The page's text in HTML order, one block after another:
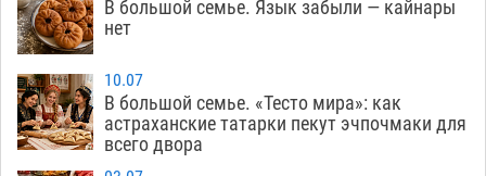
огромного черного паука-охотника
12:24
Астраханец из федерального розыска не смог
проехать мимо волгоградского патруля
10.08 378
11:41
В Астрахани появится музыкальный арт-
В большой семье. Язык забыли — кайнары
нет
10.07
В большой семье. «Тесто мира»: как
астраханские татарки пекут эчпочмаки для
всего двора